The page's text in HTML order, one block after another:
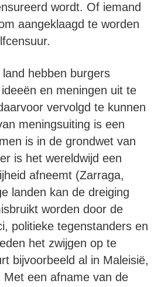
wordt. Of iemand
aangeklaagd te worden
hebben burgers
en meningen uit te
vervolgd te kunnen
meningsuiting is een
is in de grondwet van
is het wereldwijd een
afneemt (Zarraga,
landen kan de dreiging
worden door de
politieke tegenstanders en
het zwijgen op te
bijvoorbeeld al in Maleisië,
Met een afname van de